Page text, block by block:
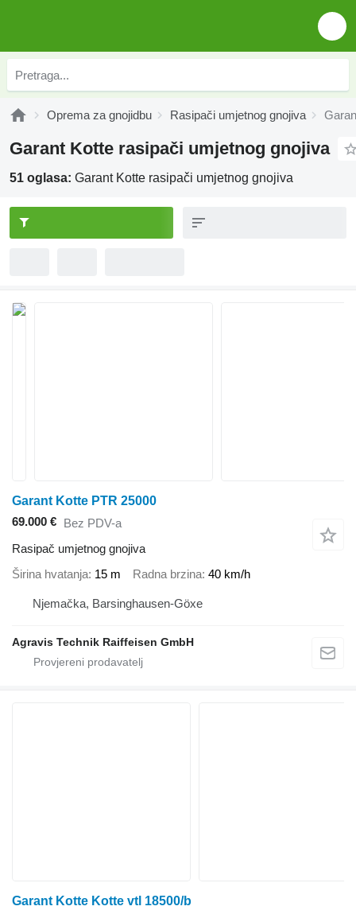
Oprema za gnojidbu Rasipači umjetnog gnojiva
Garant Kotte rasipači umjetnog gnojiva
51 oglasa: Garant Kotte rasipači umjetnog gnojiva
Garant Kotte PTR 25000
69.000 € Bez PDV-a
Rasipač umjetnog gnojiva
Širina hvatanja 15 m Radna brzina 40 km/h
Njemačka, Barsinghausen-Göxe
Agravis Technik Raiffeisen GmbH
Garant Kotte Kotte vtl 18500/b